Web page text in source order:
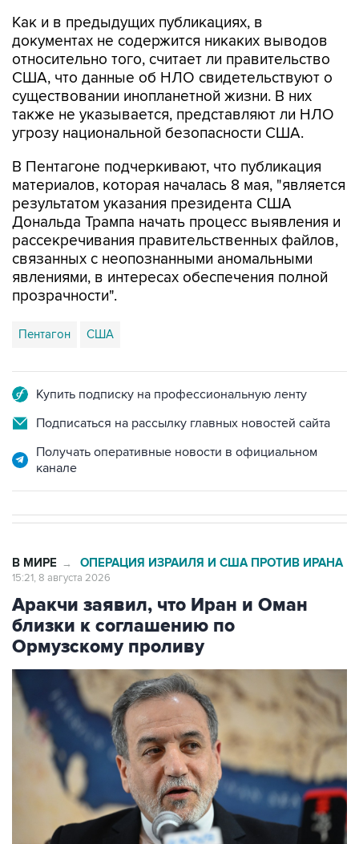
Как и в предыдущих публикациях, в
документах не содержится никаких выводов
относительно того, считает ли правительство
США, что данные об НЛО свидетельствуют о
существовании инопланетной жизни. В них
также не указывается, представляют ли НЛО
угрозу национальной безопасности США.
В Пентагоне подчеркивают, что публикация
материалов, которая началась 8 мая, "является
результатом указания президента США
Дональда Трампа начать процесс выявления и
рассекречивания правительственных файлов,
связанных с неопознанными аномальными
явлениями, в интересах обеспечения полной
прозрачности".
Пентагон США
Купить подписку на профессиональную ленту
Подписаться на рассылку главных новостей сайта
Получать оперативные новости в официальном
канале
В МИРЕ → ОПЕРАЦИЯ ИЗРАИЛЯ И США ПРОТИВ ИРАНА
15:21, 8 августа 2026
Аракчи заявил, что Иран и Оман
близки к соглашению по
Ормузскому проливу